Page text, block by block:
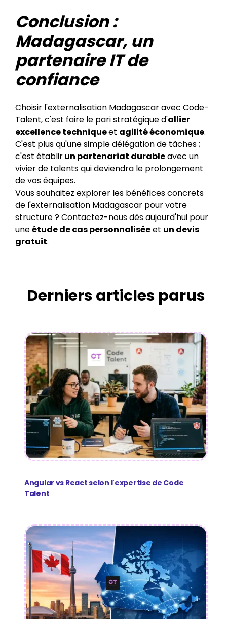
Conclusion :
Madagascar, un
partenaire IT de
confiance
Choisir l'externalisation Madagascar avec Code-
Talent, c'est faire le pari stratégique d'allier
excellence techniqueet agilité économique.
C'est plus qu'une simple délégation de tâches ;
c'est établirun partenariat durableavec un
vivier de talents qui deviendra le prolongement
de vos équipes.
Vous souhaitez explorer les bénéfices concrets
de l'externalisation Madagascar pour votre
structure ? Contactez-nous dès aujourd'hui pour
uneétude de cas personnaliséeet un devis
gratuit.
Derniers articles parus
Angular vs React selon l'expertise de Code
Talent